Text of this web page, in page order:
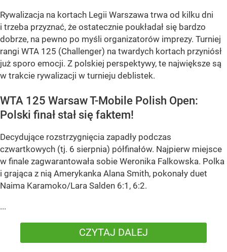
Rywalizacja na kortach Legii Warszawa trwa od kilku dni
i trzeba przyznać, że ostatecznie poukładał się bardzo
dobrze, na pewno po myśli organizatorów imprezy. Turniej
rangi WTA 125 (Challenger) na twardych kortach przyniósł
już sporo emocji. Z polskiej perspektywy, te największe są
w trakcie rywalizacji w turnieju deblistek.
WTA 125 Warsaw T-Mobile Polish Open:
Polski finał stał się faktem!
Decydujące rozstrzygnięcia zapadły podczas
czwartkowych (tj. 6 sierpnia) półfinałów. Najpierw miejsce
w finale zagwarantowała sobie Weronika Falkowska. Polka
i grająca z nią Amerykanka Alana Smith, pokonały duet
Naima Karamoko/Lara Salden 6:1, 6:2.
...
CZYTAJ DALEJ